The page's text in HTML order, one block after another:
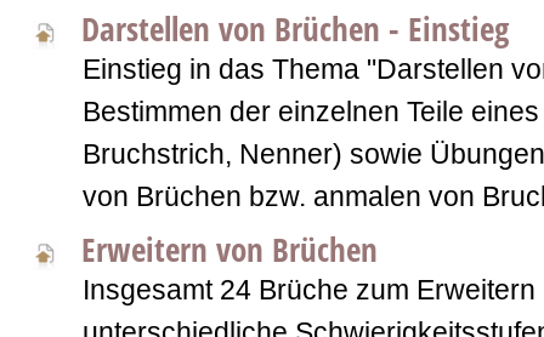
Darstellen von Brüchen - Einstieg
Einstieg in das Thema "Darstellen
Bestimmen der einzelnen Teile
Bruchstrich, Nenner) sowie
von Brüchen bzw. anmalen von
Erweitern von Brüchen
Insgesamt 24 Brüche zum Erweitern